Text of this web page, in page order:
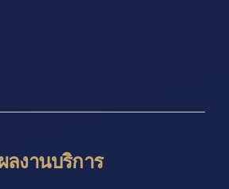
ลงานบริการ